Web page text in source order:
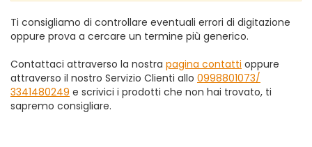
Ti consigliamo di controllare eventuali errori di digitazione
oppure prova a cercare un termine più generico.
Contattaci attraverso la nostra pagina contatti oppure
attraverso il nostro Servizio Clienti allo 0998801073/
3341480249 e scrivici i prodotti che non hai trovato, ti
sapremo consigliare.